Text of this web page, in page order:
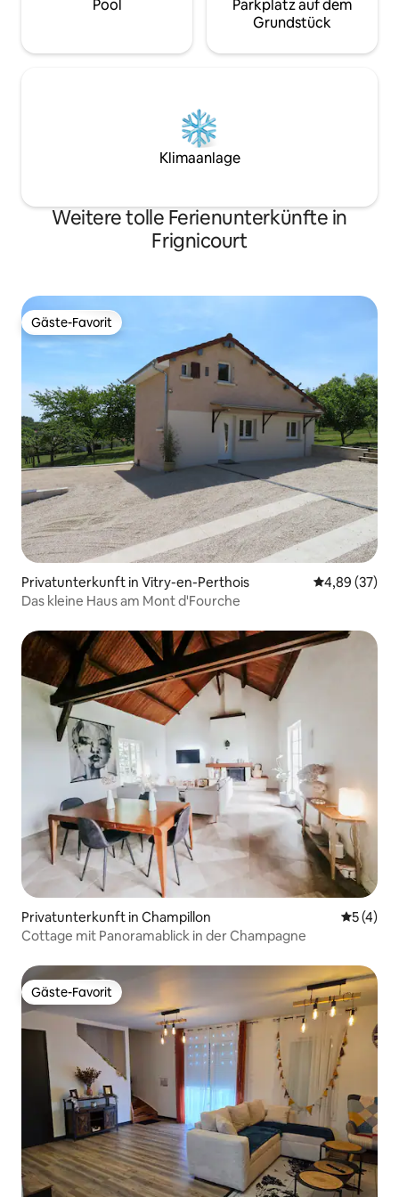
Pool
Parkplatz auf dem
Grundstück
Klimaanlage
Weitere tolle Ferienunterkünfte in
Frignicourt
Gäste-Favorit
Gäste-Favorit
Privatunterkunft in Vitry-en-Perthois
4,89 (37)
Das kleine Haus am Mont d'Fourche
Privatunterkunft in Champillon
5 (4)
Cottage mit Panoramablick in der Champagne
Gäste-Favorit
Gäste-Favorit